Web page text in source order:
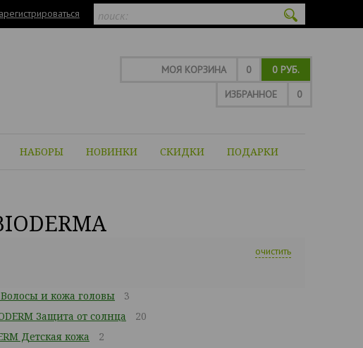
МОЯ КОРЗИНА 0
0 РУБ.
ИЗБРАННОЕ
0
НАБОРЫ НОВИНКИ СКИДКИ ПОДАРКИ
очистить
Волосы и кожа головы
3
Защита от солнца
20
Детская кожа
2